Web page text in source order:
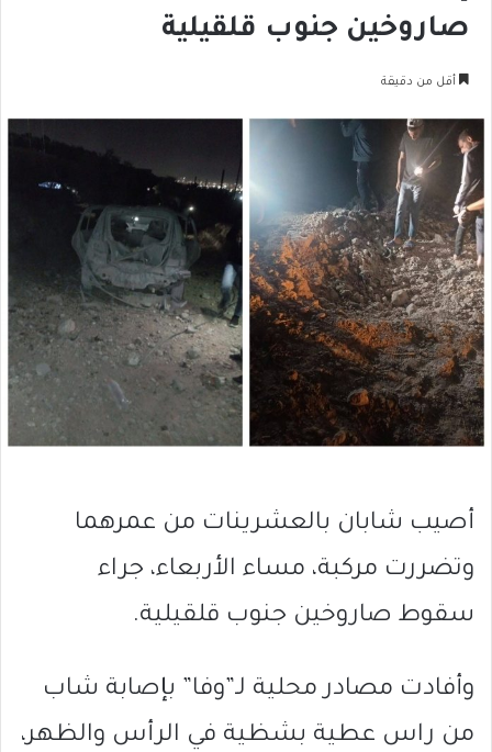
صاروخين جنوب قلقيلية
أقل من دقيقة
أصيب شابان بالعشرينات من عمرهما
وتضررت مركبة، مساء الأربعاء، جراء
سقوط صاروخين جنوب قلقيلية.
وأفادت مصادر محلية لـ”وفا” بإصابة شاب
من راس عطية بشظية في الرأس والظهر،